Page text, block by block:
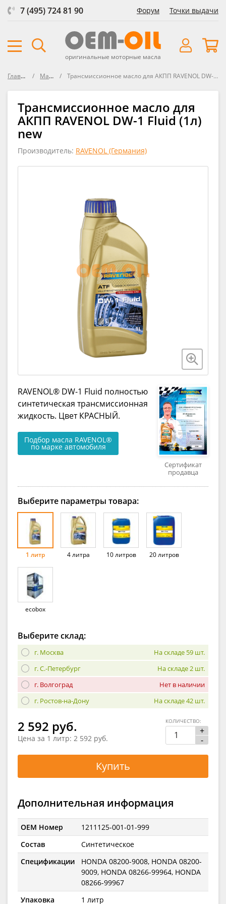
7 (495) 724 81 90 Форум Точки выдачи
оригинальные моторные масла
Главная Масла Трансмиссионное масло для АКПП RAVENOL DW-1 Fluid new
Трансмиссионное масло для
АКПП RAVENOL DW-1 Fluid (1л)
new
Производитель: RAVENOL (Германия)
RAVENOL® DW-1 Fluid полностью
синтетическая трансмиссионная
жидкость. Цвет КРАСНЫЙ.
Подбор масла RAVENOL®
по марке автомобиля
Сертификат
продавца
Выберите параметры товара:
1 литр 4 литра 10 литров 20 литров
ecobox
Выберите склад:
г. Москва
На складе 59 шт.
г. С.-Петербург
На складе 2 шт.
г. Волгоград
Нет в наличии
г. Ростов-на-Дону
На складе 42 шт.
2 592 руб.
Цена за 1 литр: 2 592 руб.
+
-
КОЛИЧЕСТВО:
Купить
Дополнительная информация
OEM Номер
1211125-001-01-999
Состав
Синтетическое
Спецификации
HONDA 08200-9008, HONDA 08200-
9009, HONDA 08266-99964, HONDA
08266-99967
Упаковка
1 литр